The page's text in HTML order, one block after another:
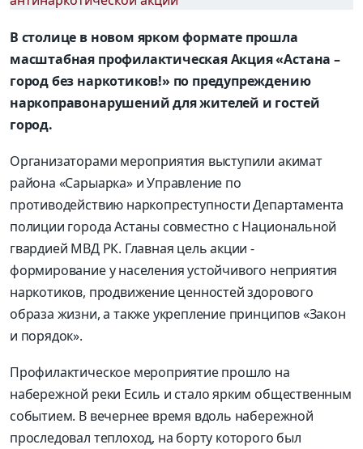
В столице в новом ярком формате прошла
масштабная профилактическая Акция «Астана –
город без наркотиков!» по предупреждению
наркоправонарушений для жителей и гостей
город.
Организаторами мероприятия выступили акимат
района «Сарыарка» и Управление по
противодействию наркопреступности Департамента
полиции города Астаны совместно с Национальной
гвардией МВД РК. Главная цель акции -
формирование у населения устойчивого неприятия
наркотиков, продвижение ценностей здорового
образа жизни, а также укрепление принципов «Закон
и порядок».
Профилактическое мероприятие прошло на
набережной реки Есиль и стало ярким общественным
событием. В вечернее время вдоль набережной
проследовал теплоход, на борту которого был